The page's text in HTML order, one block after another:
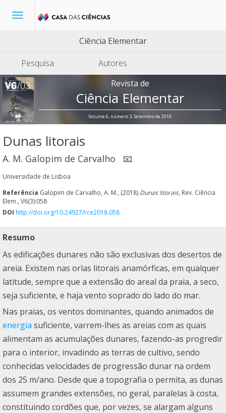
Toggle
Ciência Elementar
Pesquisa
Autores
Revista de
Ciência Elementar
Volume 6, número 3, Setembro de 2018
Dunas litorais
A. M. Galopim de Carvalho 📧
Universidade de Lisboa
Referência Galopim de Carvalho, A. M., (2018) Dunas litorais, Rev. Ciência
Elem., V6(3):058
DOI http://doi.org/10.24927/rce2018.058
Resumo
As edificações dunares não são exclusivas dos desertos de
areia. Existem nas orlas litorais anamórficas, em qualquer
latitude, sempre que a extensão do areal da praia, a seco,
seja suficiente, e haja vento soprado do lado do mar.
Nas praias, os ventos dominantes, quando animados de
energia suficiente, varrem-lhes as areias com as quais
alimentam as acumulações dunares, fazendo-as progredir
para o interior, invadindo as terras de cultivo, sendo
conhecidas velocidades de progressão dunar na ordem
dos 25 m/ano. Desde que a topografia o permita, as dunas
assumem grandes extensões, no geral, paralelas à costa,
constituindo cordões que, por vezes, se alargam alguns